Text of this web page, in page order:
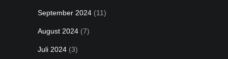
September 2024 (11)
August 2024 (7)
Juli 2024 (3)